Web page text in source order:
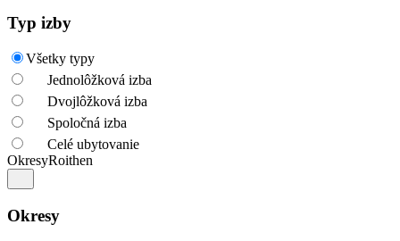
Typ izby
Všetky typy
Jednolôžková izba
Dvojlôžková izba
Spoločná izba
Celé ubytovanie
OkresyRoithen
Okresy